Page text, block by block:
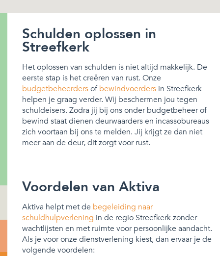
Schulden oplossen in
Streefkerk
Het oplossen van schulden is niet altijd makkelijk. De
eerste stap is het creëren van rust. Onze
budgetbeheerdersofbewindvoerders in Streefkerk
helpen je graag verder. Wij beschermen jou tegen
schuldeisers. Zodra jij bij ons onder budgetbeheer of
bewind staat dienen deurwaarders en incassobureaus
zich voortaan bij ons te melden. Jij krijgt ze dan niet
meer aan de deur, dit zorgt voor rust.
Voordelen van Aktiva
Aktiva helpt met de begeleiding naar
schuldhulpverlening in de regio Streefkerk zonder
wachtlijsten en met ruimte voor persoonlijke aandacht.
Als je voor onze dienstverlening kiest, dan ervaar je de
volgende voordelen: